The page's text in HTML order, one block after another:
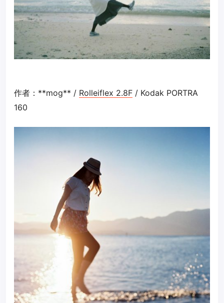
作者：**mog** / Rolleiflex 2.8F / Kodak PORTRA
160